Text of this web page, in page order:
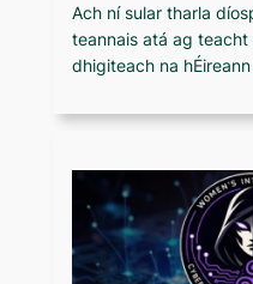
Ach ní sular tharla
teannais atá ag teacht
dhigiteach na